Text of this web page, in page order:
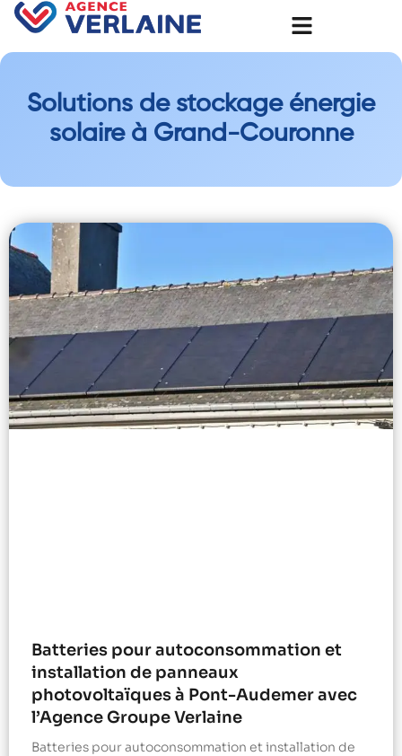
Solutions de stockage énergie
solaire à Grand-Couronne
Batteries pour autoconsommation et
installation de panneaux
photovoltaïques à Pont-Audemer avec
l’Agence Groupe Verlaine
Batteries pour autoconsommation et installation de